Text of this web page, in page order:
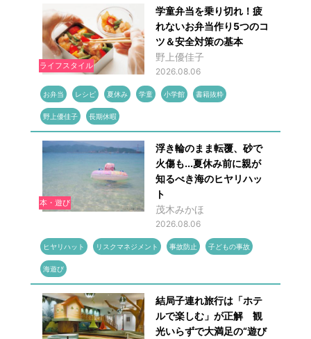
ライフスタイル
学童弁当を乗り切れ！疲
れないお弁当作り5つのコ
ツ＆安全対策の基本
野上優佳子
2026.08.06
お弁当 レシピ 夏休み 学童 小学館 書籍抜粋
野上優佳子 長期休暇
本・遊び
浮き輪のまま転覆、砂で
火傷も...夏休み前に親が
知るべき海のヒヤリハッ
ト
茂木みかほ
2026.08.06
ヒヤリハット リスクマネジメント 事故防止 子どもの事故
海遊び
結局子連れ旅行は「ホテ
ルで楽しむ」が正解 観
光いらずで大満足の“遊び